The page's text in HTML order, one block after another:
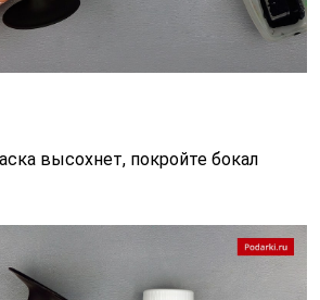
высохнет, покройте бокал